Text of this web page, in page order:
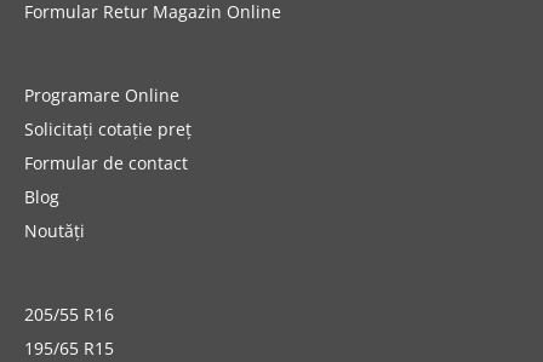
Formular Retur Magazin Online
Programare Online
Solicitați cotație preț
Formular de contact
Blog
Noutăți
205/55 R16
195/65 R15